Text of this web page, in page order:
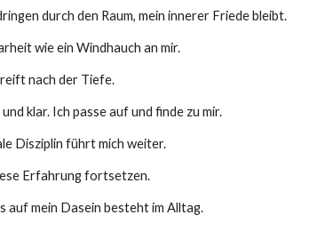
durch den Raum, mein innerer Friede bleibt.
wie ein Windhauch an mir.
nach der Tiefe.
klar. Ich passe auf und finde zu mir.
Disziplin führt mich weiter.
Erfahrung fortsetzen.
auf mein Dasein besteht im Alltag.